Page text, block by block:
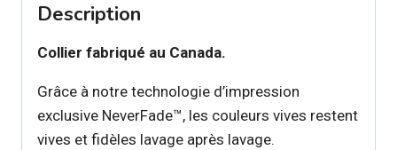
chien
Description
Collier fabriqué au Canada.
Grâce à notre technologie d’impression
exclusive NeverFade™, les couleurs vives restent
vives et fidèles lavage après lavage.